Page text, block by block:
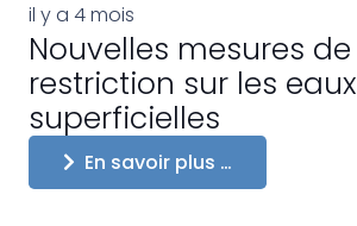
il y a 4 mois
Nouvelles mesures de
restriction sur les eaux
superficielles
En savoir plus …